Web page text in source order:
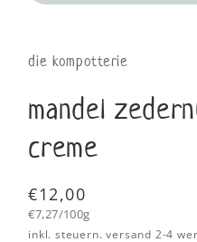
die kompotterie
mandel
creme
Normaler
Preis
€12,00
Grundpreis
€7,27/100g
inkl. steuern. versand 2-4